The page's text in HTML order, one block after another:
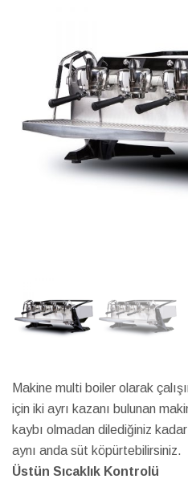
Makine multi boiler olarak
için iki ayrı kazanı bulunan
kaybı olmadan dilediğiniz
aynı anda süt köpürtebilirsiniz.
Üstün Sıcaklık Kontrolü